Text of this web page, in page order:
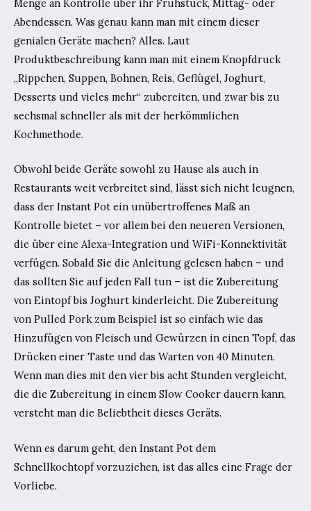
Menge an Kontrolle über ihr Frühstück, Mittag- oder
Abendessen. Was genau kann man mit einem dieser
genialen Geräte machen? Alles. Laut
Produktbeschreibung kann man mit einem Knopfdruck
„Rippchen, Suppen, Bohnen, Reis, Geflügel, Joghurt,
Desserts und vieles mehr“ zubereiten, und zwar bis zu
sechsmal schneller als mit der herkömmlichen
Kochmethode.
Obwohl beide Geräte sowohl zu Hause als auch in
Restaurants weit verbreitet sind, lässt sich nicht leugnen,
dass der Instant Pot ein unübertroffenes Maß an
Kontrolle bietet – vor allem bei den neueren Versionen,
die über eine Alexa-Integration und WiFi-Konnektivität
verfügen. Sobald Sie die Anleitung gelesen haben – und
das sollten Sie auf jeden Fall tun – ist die Zubereitung
von Eintopf bis Joghurt kinderleicht. Die Zubereitung
von Pulled Pork zum Beispiel ist so einfach wie das
Hinzufügen von Fleisch und Gewürzen in einen Topf, das
Drücken einer Taste und das Warten von 40 Minuten.
Wenn man dies mit den vier bis acht Stunden vergleicht,
die die Zubereitung in einem Slow Cooker dauern kann,
versteht man die Beliebtheit dieses Geräts.
Wenn es darum geht, den Instant Pot dem
Schnellkochtopf vorzuziehen, ist das alles eine Frage der
Vorliebe.